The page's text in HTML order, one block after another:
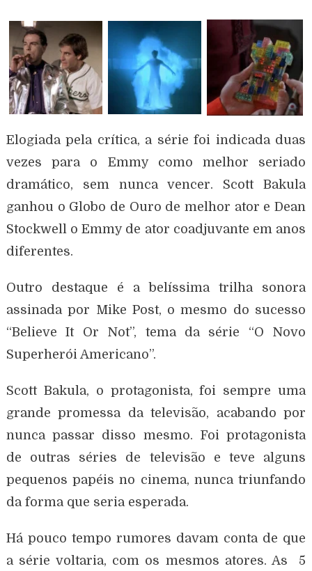
Elogiada pela crítica, a série foi indicada duas
vezes para o Emmy como melhor seriado
dramático, sem nunca vencer. Scott Bakula
ganhou o Globo de Ouro de melhor ator e Dean
Stockwell o Emmy de ator coadjuvante em anos
diferentes.
Outro destaque é a belíssima trilha sonora
assinada por Mike Post, o mesmo do sucesso
“Believe It Or Not”, tema da série “O Novo
Superherói Americano”.
Scott Bakula, o protagonista, foi sempre uma
grande promessa da televisão, acabando por
nunca passar disso mesmo. Foi protagonista
de outras séries de televisão e teve alguns
pequenos papéis no cinema, nunca triunfando
da forma que seria esperada.
Há pouco tempo rumores davam conta de que
a série voltaria, com os mesmos atores. As 5